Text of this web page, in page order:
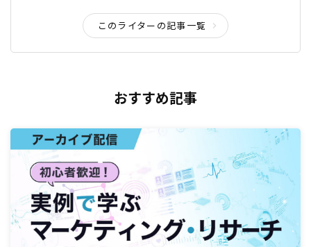
このライターの記事一覧
おすすめ記事